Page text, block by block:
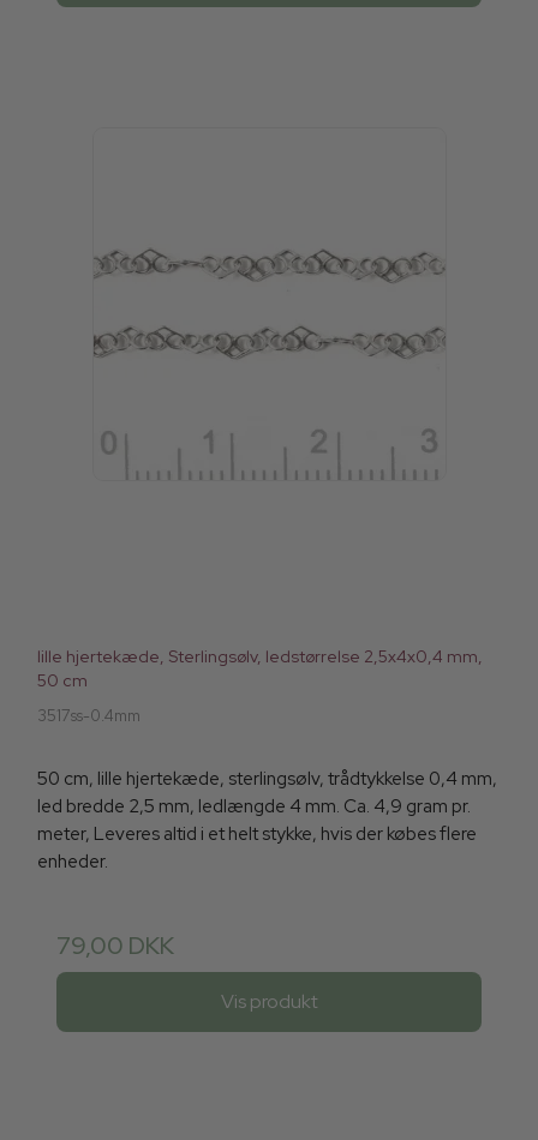
lille hjertekæde, Sterlingsølv, ledstørrelse 2,5x4x0,4 mm,
50 cm
3517ss-0.4mm
50 cm, lille hjertekæde, sterlingsølv, trådtykkelse 0,4 mm,
led bredde 2,5 mm, ledlængde 4 mm. Ca. 4,9 gram pr.
meter, Leveres altid i et helt stykke, hvis der købes flere
enheder.
79,00 DKK
Vis produkt